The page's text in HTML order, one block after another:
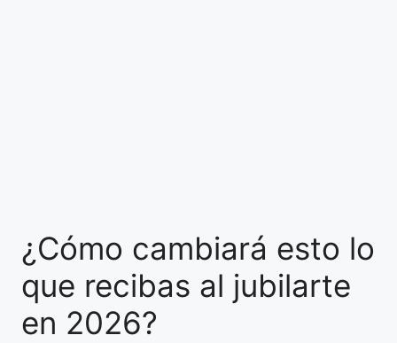
¿Cómo cambiará esto lo
que recibas al jubilarte
en 2026?